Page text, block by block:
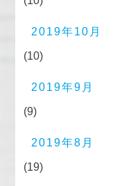
2019年10月
(10)
2019年9月
(9)
2019年8月
(19)